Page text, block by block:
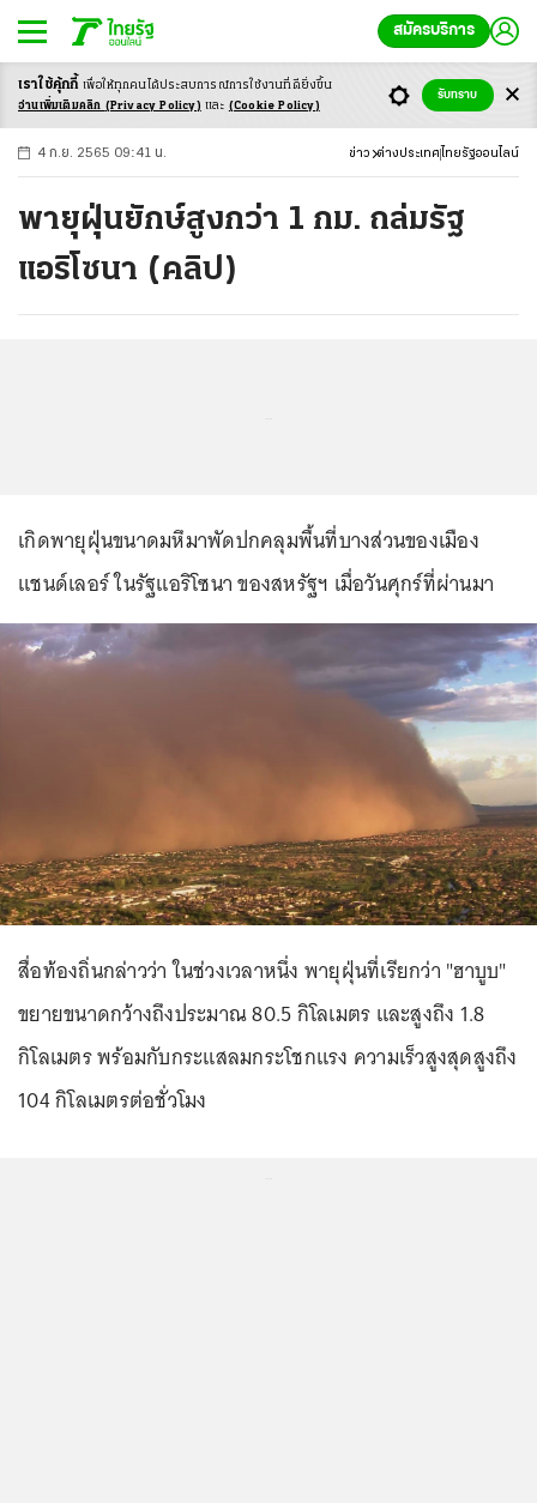
สมัครบริการ
-ก ก ก+
4 ก.ย. 2565 09:41 น. ข่าว ต่างประเทศ ไทยรัฐออนไลน์
พายุฝุ่นยักษ์สูงกว่า 1 กม. ถล่มรัฐ
แอริโซนา (คลิป)
เกิดพายุฝุ่นขนาดมหึมาพัดปกคลุมพื้นที่บางส่วนของเมือง
แชนด์เลอร์ ในรัฐแอริโซนา ของสหรัฐฯ เมื่อวันศุกร์ที่ผ่านมา
สื่อท้องถิ่นกล่าวว่า ในช่วงเวลาหนึ่ง พายุฝุ่นที่เรียกว่า "ฮาบูบ"
ขยายขนาดกว้างถึงประมาณ 80.5 กิโลเมตร และสูงถึง 1.8
กิโลเมตร พร้อมกับกระแสลมกระโชกแรง ความเร็วสูงสุดสูงถึง
104 กิโลเมตรต่อชั่วโมง
เราใช้คุ้กกี้ เพื่อให้ทุกคนได้ประสบการณ์การใช้งานที่ดียิ่งขึ้น
อ่านเพิ่มเติมคลิก (Privacy Policy) และ (Cookie Policy)
รับทราบ